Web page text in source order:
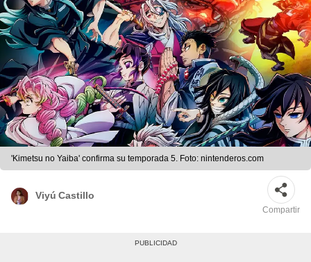
'Kimetsu no Yaiba' confirma su temporada 5. Foto: nintenderos.com
Viyú Castillo
Compartir